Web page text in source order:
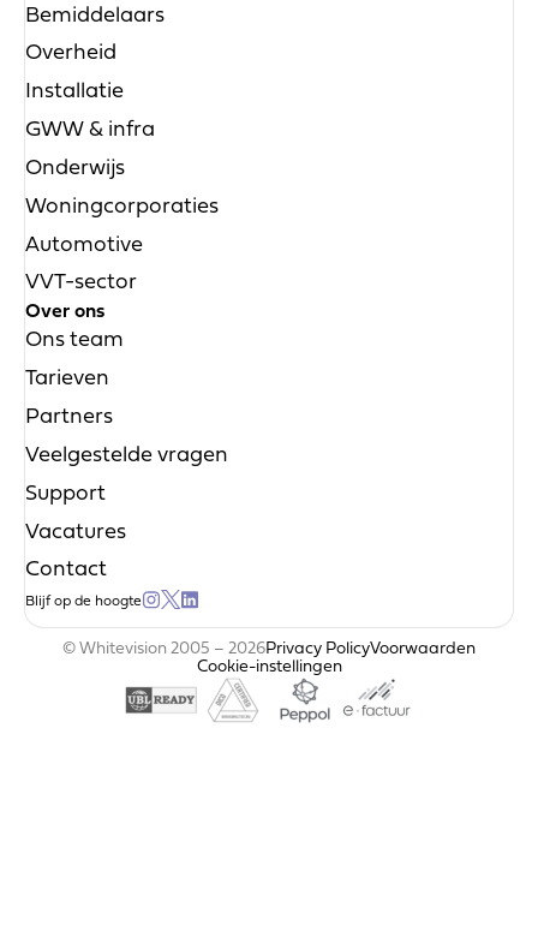
Bemiddelaars
Overheid
Installatie
GWW & infra
Onderwijs
Woningcorporaties
Automotive
VVT-sector
Over ons
Ons team
Tarieven
Partners
Veelgestelde vragen
Support
Vacatures
Contact
Blijf op de hoogte
© Whitevision 2005 – 2026Privacy PolicyVoorwaarden
Cookie-instellingen